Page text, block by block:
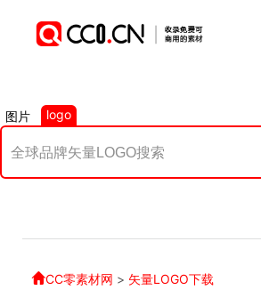
图片 logo
CC零素材网 > 矢量LOGO下载